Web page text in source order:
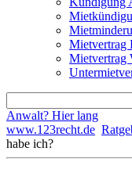
Mietvertrag
Mietvertrag
Anwalt? Hier lang
www.123recht.de
habe ich?